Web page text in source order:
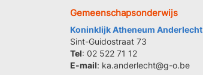
Gemeenschapsonderwijs
Koninklijk Atheneum Anderlecht
Sint-Guidostraat 73
Tel: 02 522 71 12
E-mail: ka.anderlecht@g-o.be